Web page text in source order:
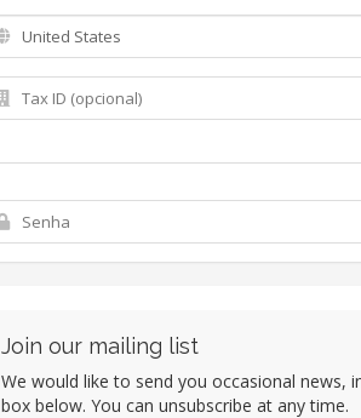
Join our mailing list
We would like to send you occasional news,
box below. You can unsubscribe at any time.